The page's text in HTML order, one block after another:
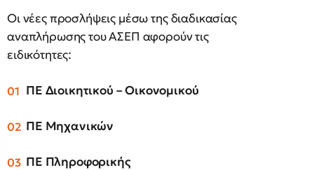
Οι νέες προσλήψεις μέσω της διαδικασίας
αναπλήρωσης του ΑΣΕΠ αφορούν τις
ειδικότητες:
ΠΕ Διοικητικού – Οικονομικού
ΠΕ Μηχανικών
ΠΕ Πληροφορικής